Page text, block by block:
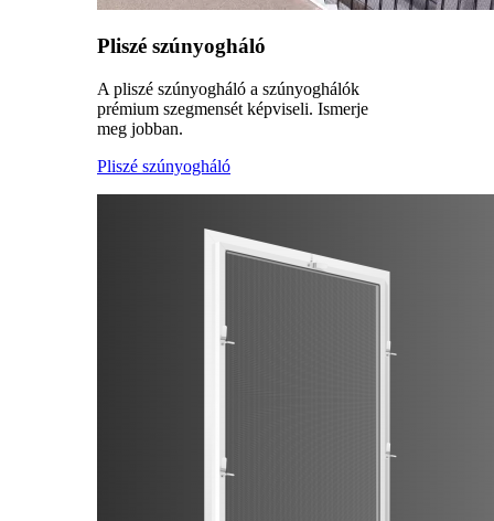
Pliszé szúnyogháló
A pliszé szúnyogháló a szúnyoghálók
prémium szegmensét képviseli. Ismerje
meg jobban.
Pliszé szúnyogháló